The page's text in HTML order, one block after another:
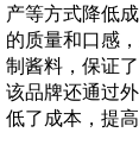
产等方式降低
的质量和口感
制酱料，保证
该品牌还通过
低了成本，提